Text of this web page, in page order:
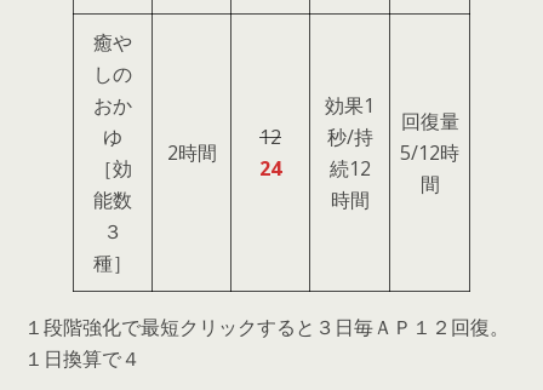
癒や
しの
おか
ゆ
［効
能数
３
種］
2時間
12
24
効果1
秒/持
続12
時間
回復量
5/12時
間
１段階強化で最短クリックすると３日毎ＡＰ１２回復。
１日換算で４